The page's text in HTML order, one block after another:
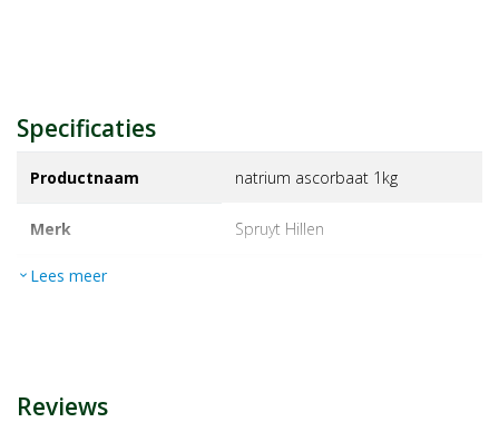
Specificaties
Productnaam natrium ascorbaat 1kg
Merk spruyt hillen
EAN
expand_more Lees meer
Reviews